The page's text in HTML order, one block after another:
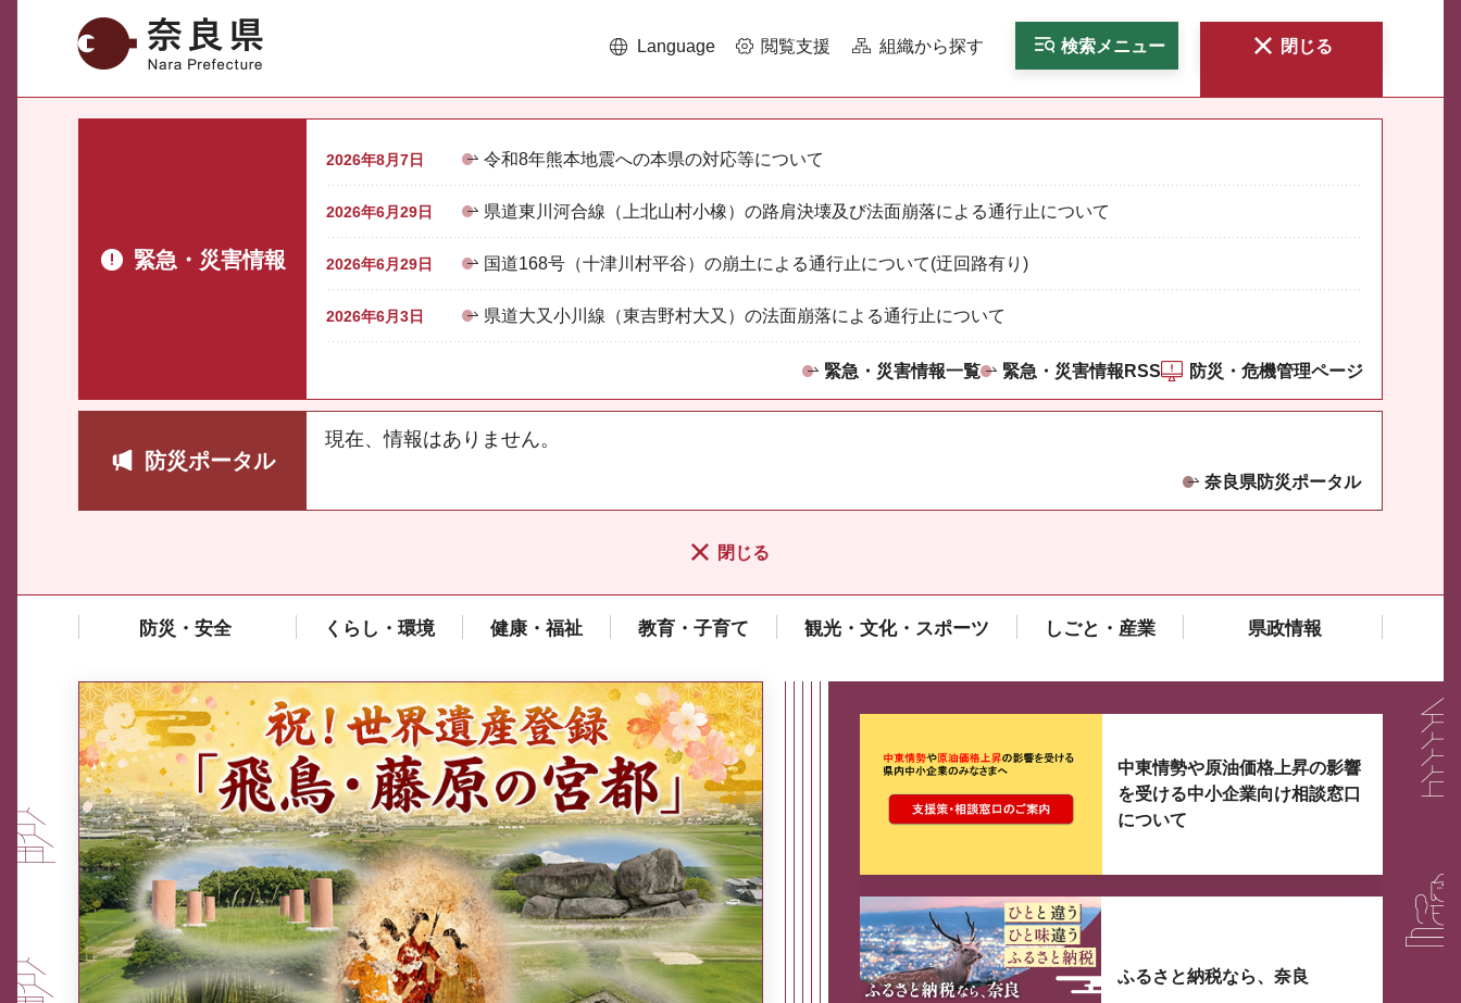
奈良県 Language 閲覧支援 組織から探す 検索メニュー 閉じる
緊急・災害情報
2026年8月7日 令和8年熊本地震への本県の対応等について
2026年6月29日 県道東川河合線（上北山村小橡）の路肩決壊及び法面崩落による通行止について
2026年6月29日 国道168号（十津川村平谷）の崩土による通行止について(迂回路有り)
2026年6月3日 県道大又小川線（東吉野村大又）の法面崩落による通行止について
緊急・災害情報一覧 緊急・災害情報RSS 防災・危機管理ページ
防災ポータル
現在、情報はありません。
奈良県防災ポータル
閉じる
防災・安全 くらし・環境 健康・福祉 教育・子育て 観光・文化・スポーツ しごと・産業 県政情報
ここから最大3つずつ情報が表示されるスライダーがあります。
中東情勢や原油価格上昇の影響
を受ける中小企業向け相談窓口
について
ふるさと納税なら、奈良
県広報誌「県民だより奈良」
2026年8月号
奈良県政策集
中東情勢や原油価格上昇の影響
を受ける中小企業向け相談窓口
について
ふるさと納税なら、奈良